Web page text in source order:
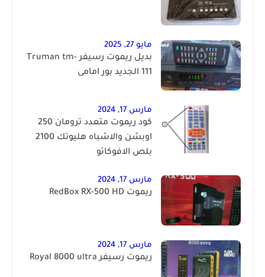
مايو 27, 2025
بديل ريموت رسيفر Truman tm-
111 الجديد بور امامى
مارس 17, 2024
كود ريموت متعدد ترومان 250
اوبشن والاشباه هليوتك 2100
بلص الافوكاتو
مارس 17, 2024
ريموت RedBox RX-500 HD
مارس 17, 2024
ريموت رسيفر Royal 8000 ultra